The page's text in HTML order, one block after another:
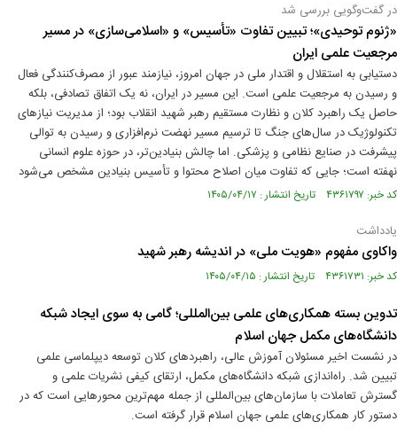
در گفت‌وگویی بررسی شد
«ژنوم توحیدی»؛ تبیین تفاوت «تأسیس» و «اسلامی‌سازی» در مسیر
مرجعیت علمی ایران
دستیابی به استقلال و اقتدار ملی در جهان امروز، نیازمند عبور از مصرف‌کنندگی فعال
و رسیدن به مرجعیت علمی است. این مسیر در ایران، نه یک اتفاق تصادفی، بلکه
حاصل یک راهبرد کلان و نظارت مستقیم رهبر شهید انقلاب بود؛ از مدیریت نیازهای
تکنولوژیک در سال‌های جنگ تا ترسیم مسیر نهضت نرم‌افزاری و رسیدن به توالی
پیشرفت در صنایع نظامی و پزشکی. اما چالش بنیادین‌تر، در حوزه علوم انسانی
نهفته است؛ جایی که تفاوت میان اصلاح محتوا و تأسیس بنیادین مشخص می‌شود
کد خبر: ۴۳۶۱۷۹۷ تاریخ انتشار : ۱۴۰۵/۰۴/۱۷
یادداشت
واکاوی مفهوم «هویت ملی» در اندیشه رهبر شهید
کد خبر: ۴۳۶۱۷۳۱ تاریخ انتشار : ۱۴۰۵/۰۴/۱۵
تدوین بسته همکاری‌های علمی بین‌المللی؛ گامی به سوی ایجاد شبکه
دانشگاه‌های مکمل جهان اسلام
در نشست اخیر مسئولان آموزش عالی، راهبردهای کلان توسعه دیپلماسی علمی
تبیین شد. راه‌اندازی شبکه دانشگاه‌های مکمل، ارتقای کیفی نشریات علمی و
گسترش تعاملات با سازمان‌های بین‌المللی از جمله مهم‌ترین محورهایی است که در
دستور کار همکاری‌های علمی جهان اسلام قرار گرفته است.